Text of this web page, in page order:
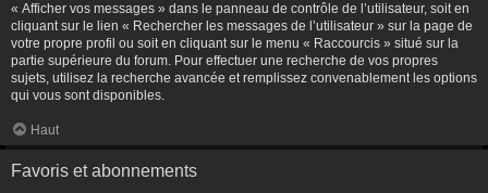
« Afficher vos messages » dans le panneau de contrôle de l’utilisateur, soit en
cliquant sur le lien « Rechercher les messages de l’utilisateur » sur la page de
votre propre profil ou soit en cliquant sur le menu « Raccourcis » situé sur la
partie supérieure du forum. Pour effectuer une recherche de vos propres
sujets, utilisez la recherche avancée et remplissez convenablement les options
qui vous sont disponibles.
Haut
Favoris et abonnements